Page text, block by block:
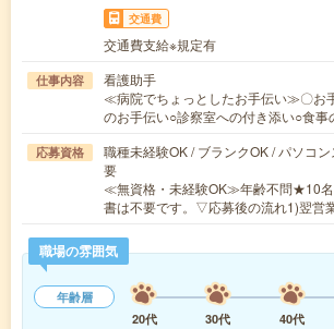
交通費
交通費支給※規定有
仕事内容
看護助手
≪病院でちょっとしたお手伝い≫〇お
のお手伝い○診察室への付き添い○食
応募資格
職種未経験OK / ブランクOK / パソコ
要
≪無資格・未経験OK≫年齢不問★10
書は不要です。▽応募後の流れ1)翌営
職場の雰囲気
年齢層
20代
30代 40代